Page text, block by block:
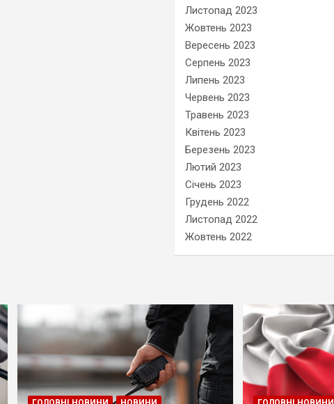
Листопад 2023
Жовтень 2023
Вересень 2023
Серпень 2023
Липень 2023
Червень 2023
Травень 2023
Квітень 2023
Березень 2023
Лютий 2023
Січень 2023
Грудень 2022
Листопад 2022
Жовтень 2022